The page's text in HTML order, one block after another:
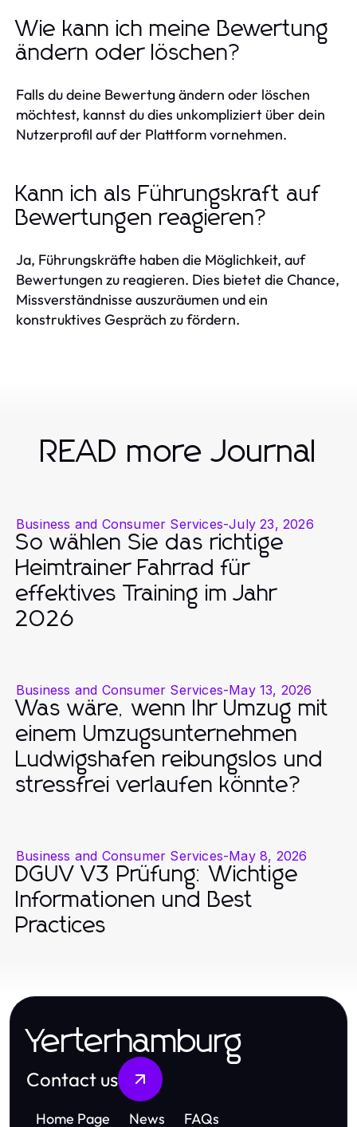
Wie kann ich meine Bewertung
ändern oder löschen?
Falls du deine Bewertung ändern oder löschen
möchtest, kannst du dies unkompliziert über dein
Nutzerprofil auf der Plattform vornehmen.
Kann ich als Führungskraft auf
Bewertungen reagieren?
Ja, Führungskräfte haben die Möglichkeit, auf
Bewertungen zu reagieren. Dies bietet die Chance,
Missverständnisse auszuräumen und ein
konstruktives Gespräch zu fördern.
READ more Journal
Business and Consumer Services-July 23, 2026
So wählen Sie das richtige
Heimtrainer Fahrrad für
effektives Training im Jahr
2026
Business and Consumer Services-May 13, 2026
Was wäre, wenn Ihr Umzug mit
einem Umzugsunternehmen
Ludwigshafen reibungslos und
stressfrei verlaufen könnte?
Business and Consumer Services-May 8, 2026
DGUV V3 Prüfung: Wichtige
Informationen und Best
Practices
Yerterhamburg
Contact us
Home Page News FAQs